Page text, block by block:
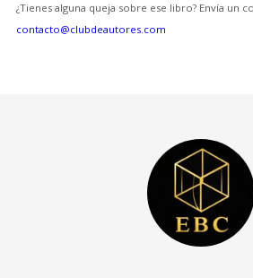
¿Tienes alguna queja sobre ese libro? Envía un
contacto@clubdeautores.com